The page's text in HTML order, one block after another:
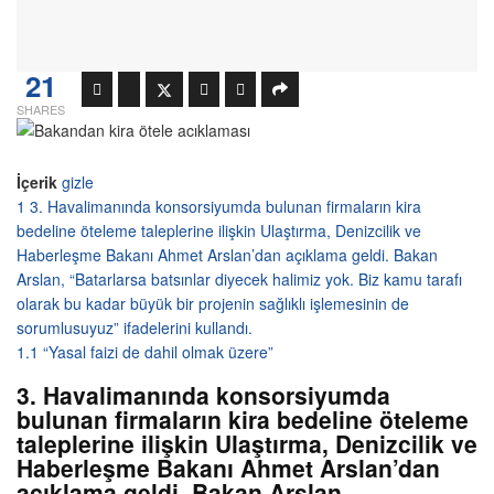
21
SHARES
İçerik gizle
1 3. Havalimanında konsorsiyumda bulunan firmaların kira
bedeline öteleme taleplerine ilişkin Ulaştırma, Denizcilik ve
Haberleşme Bakanı Ahmet Arslan’dan açıklama geldi. Bakan
Arslan, “Batarlarsa batsınlar diyecek halimiz yok. Biz kamu tarafı
olarak bu kadar büyük bir projenin sağlıklı işlemesinin de
sorumlusuyuz” ifadelerini kullandı.
1.1 “Yasal faizi de dahil olmak üzere”
3. Havalimanında konsorsiyumda
bulunan firmaların kira bedeline öteleme
taleplerine ilişkin Ulaştırma, Denizcilik ve
Haberleşme Bakanı Ahmet Arslan’dan